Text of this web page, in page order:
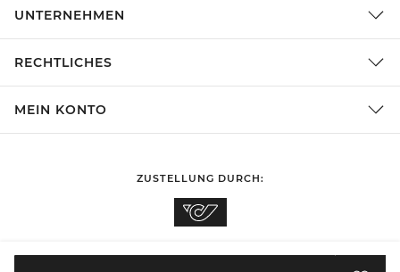
UNTERNEHMEN
RECHTLICHES
MEIN KONTO
ZUSTELLUNG DURCH: